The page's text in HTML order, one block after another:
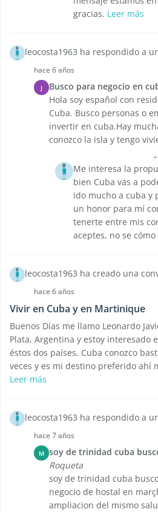
gracias. Leer más
leocosta1963 ha respondido a
hace 6 años
J Busco para negocio en
Hola soy español con
Cuba. Busco personas o
invertir en cuba.Hay
conozco la isla y tengo
Me interesa la
bien Cuba vas a
ido mucho a cuba y
un honor para mí
tenerte entre mis
aceptes, no se cómo
leocosta1963 ha creado una
hace 6 años
Vivir en Cuba y en Martinique
Buenos Días me llamo Leonardo
Plata, Argentina y estoy interesado
éstos dos países, Cuba conozco
veces y es mi destino preferido ahí
Leer más
leocosta1963 ha respondido a
hace 7 años
M soy de trinidad cuba
Roqueta
soy de trinidad cuba
negocio de hostal en
ampliacion del mismo